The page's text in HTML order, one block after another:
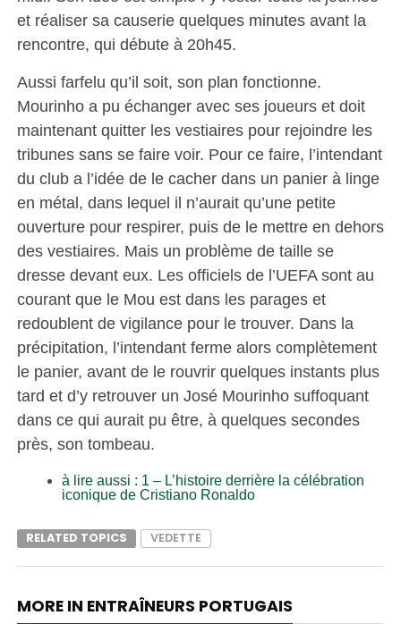
et réaliser sa causerie quelques minutes avant la
rencontre, qui débute à 20h45.
Aussi farfelu qu’il soit, son plan fonctionne.
Mourinho a pu échanger avec ses joueurs et doit
maintenant quitter les vestiaires pour rejoindre les
tribunes sans se faire voir. Pour ce faire, l’intendant
du club a l’idée de le cacher dans un panier à linge
en métal, dans lequel il n’aurait qu’une petite
ouverture pour respirer, puis de le mettre en dehors
des vestiaires. Mais un problème de taille se
dresse devant eux. Les officiels de l’UEFA sont au
courant que le Mou est dans les parages et
redoublent de vigilance pour le trouver. Dans la
précipitation, l’intendant ferme alors complètement
le panier, avant de le rouvrir quelques instants plus
tard et d’y retrouver un José Mourinho suffoquant
dans ce qui aurait pu être, à quelques secondes
près, son tombeau.
à lire aussi : 1 – L’histoire derrière la célébration
iconique de Cristiano Ronaldo
RELATED TOPICS VEDETTE
MORE IN ENTRAÎNEURS PORTUGAIS